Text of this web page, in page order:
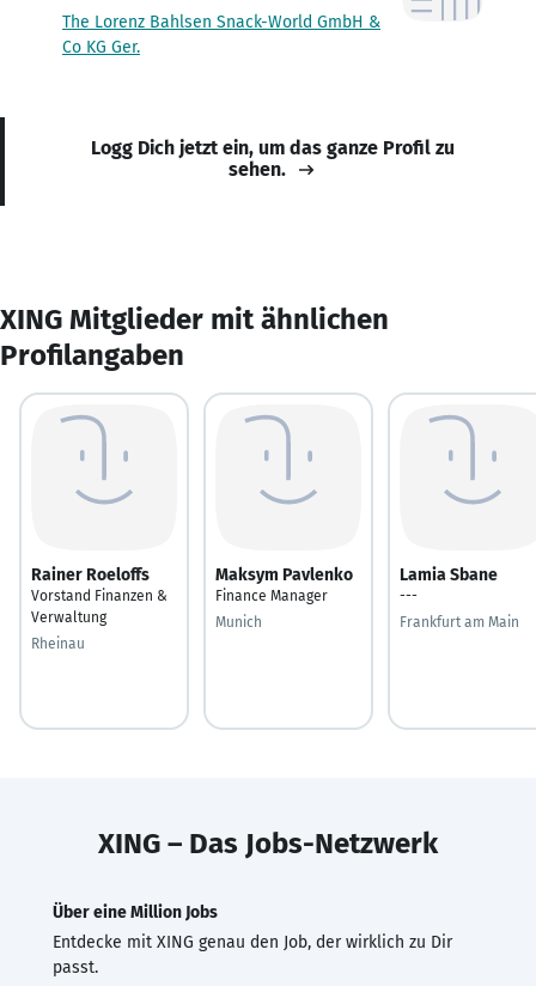
The Lorenz Bahlsen Snack-World GmbH &
Co KG Ger.
Logg Dich jetzt ein, um das ganze Profil zu
sehen.
XING Mitglieder mit ähnlichen
Profilangaben
Rainer Roeloffs
Vorstand Finanzen &
Verwaltung
Rheinau
Maksym Pavlenko
Finance Manager
Munich
Lamia Sbane
---
Frankfurt am Main
XING – Das Jobs-Netzwerk
Über eine Million Jobs
Entdecke mit XING genau den Job, der wirklich zu Dir
passt.